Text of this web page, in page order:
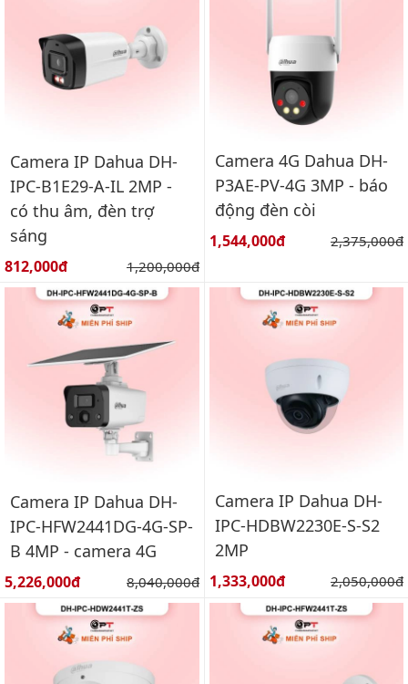
Camera IP Dahua DH-
IPC-B1E29-A-IL 2MP -
có thu âm, đèn trợ
sáng
Giá bán:
812,000đ Giá gốc:
1,200,000đ
Camera 4G Dahua DH-
P3AE-PV-4G 3MP - báo
động đèn còi
Giá bán:
1,544,000đ Giá gốc:
2,375,000đ
Camera IP Dahua DH-
IPC-HFW2441DG-4G-SP-
B 4MP - camera 4G
Giá bán:
5,226,000đ Giá gốc:
8,040,000đ
Camera IP Dahua DH-
IPC-HDBW2230E-S-S2
2MP
Giá bán:
1,333,000đ Giá gốc:
2,050,000đ